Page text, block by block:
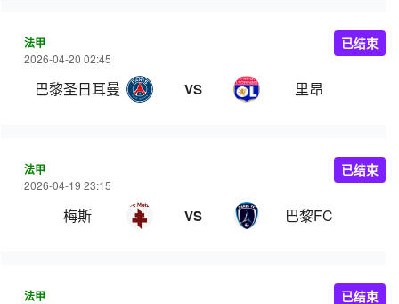
法甲
2026-04-20 02:45
巴黎圣日耳曼 VS 里昂
已结束
法甲
2026-04-19 23:15
梅斯 VS 巴黎FC
已结束
法甲 已结束